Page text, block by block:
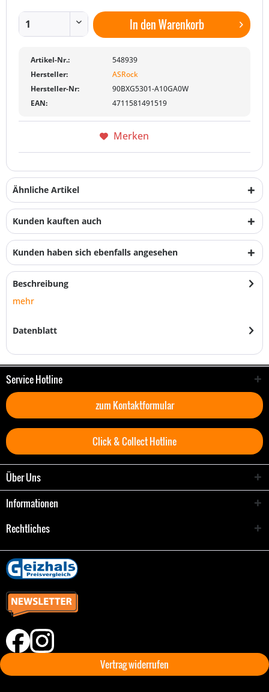
In denWarenkorb
Artikel-Nr.:
548939
Hersteller:
ASRock
Hersteller-Nr:
90BXG5301-A10GA0W
EAN:
4711581491519
Merken
Ähnliche Artikel
Kunden kauften auch
Kunden haben sich ebenfalls angesehen
Beschreibung
mehr
Datenblatt
Service Hotline
zum Kontaktformular
Click & Collect Hotline
Über Uns
Informationen
Rechtliches
Vertrag widerrufen